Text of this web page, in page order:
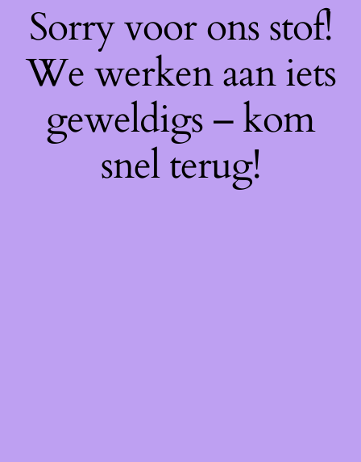
Sorry voor ons stof!
We werken aan iets
geweldigs – kom
snel terug!